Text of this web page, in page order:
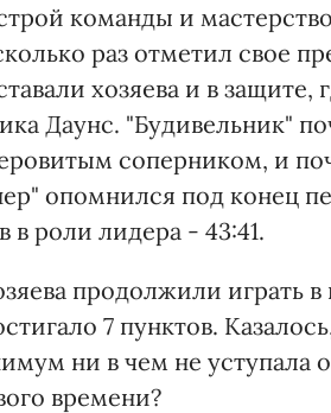
команды и
раз отметил свое
хозяева и в
Даунс. "Будивельник"
соперником, и
опомнился под конец
роли лидера - 43:41.
продолжили играть
7 пунктов.
ни в чем не уступала
времени?